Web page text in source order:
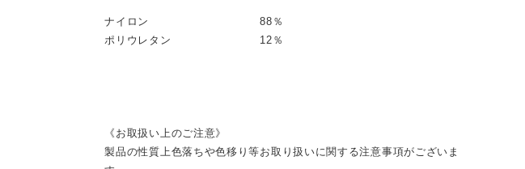
ナイロン 88％
ポリウレタン 12％
《お取扱い上のご注意》
製品の性質上色落ちや色移り等お取り扱いに関する注意事項がございま